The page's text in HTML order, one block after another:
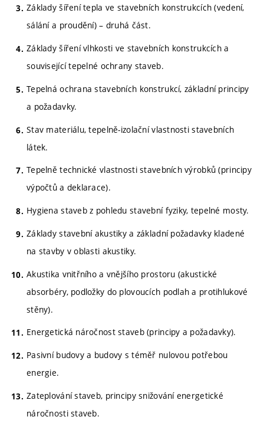
Základy šíření tepla ve stavebních konstrukcích (vedení,
sálání a proudění) – druhá část.
Základy šíření vlhkosti ve stavebních konstrukcích a
související tepelné ochrany staveb.
Tepelná ochrana stavebních konstrukcí, základní principy
a požadavky.
Stav materiálu, tepelně-izolační vlastnosti stavebních
látek.
Tepelně technické vlastnosti stavebních výrobků (principy
výpočtů a deklarace).
Hygiena staveb z pohledu stavební fyziky, tepelné mosty.
Základy stavební akustiky a základní požadavky kladené
na stavby v oblasti akustiky.
Akustika vnitřního a vnějšího prostoru (akustické
absorbéry, podložky do plovoucích podlah a protihlukové
stěny).
Energetická náročnost staveb (principy a požadavky).
Pasivní budovy a budovy s téměř nulovou potřebou
energie.
Zateplování staveb, principy snižování energetické
náročnosti staveb.